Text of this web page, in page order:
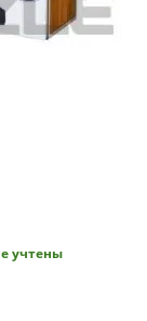
учтены